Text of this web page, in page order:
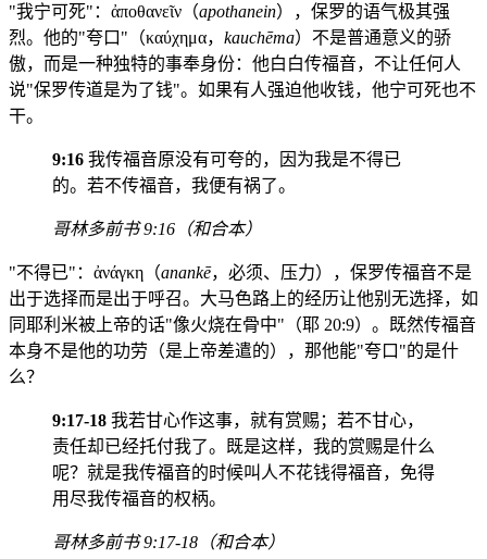
"我宁可死"：ἀποθανεῖν（apothanein），保罗的语气极其强
烈。他的"夸口"（καύχημα， kauchēma）不是普通意义的骄
傲，而是一种独特的事奉身份：他白白传福音，不让任何人
说"保罗传道是为了钱"。如果有人强迫他收钱，他宁可死也不
干。
9:16 我传福音原没有可夸的，因为我是不得已
的。若不传福音，我便有祸了。
哥林多前书 9:16（和合本）
"不得已"：ἀνάγκη（anankē，必须、压力），保罗传福音不是
出于选择而是出于呼召。大马色路上的经历让他别无选择，如
同耶利米被上帝的话"像火烧在骨中"（耶 20:9）。既然传福音
本身不是他的功劳（是上帝差遣的），那他能"夸口"的是什
么？
9:17-18 我若甘心作这事，就有赏赐；若不甘心，
责任却已经托付我了。既是这样，我的赏赐是什么
呢？就是我传福音的时候叫人不花钱得福音，免得
用尽我传福音的权柄。
哥林多前书 9:17-18（和合本）